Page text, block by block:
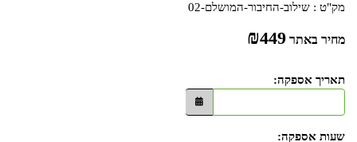
מק"ט : שילוב-החיבור-המושלם-02
מחיר באתר ₪449
תאריך אספקה:
שעות אספקה: